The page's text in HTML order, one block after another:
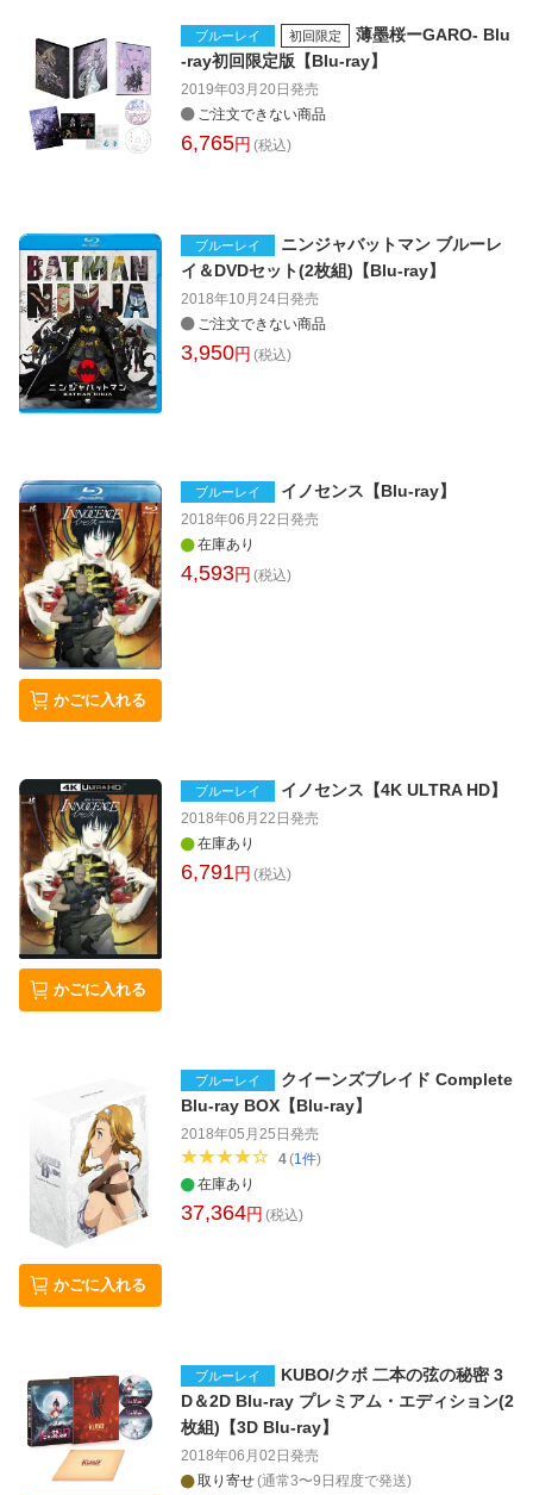
ブルーレイ 初回限定
薄墨桜ーGARO- Blu
-ray初回限定版【Blu-ray】
2019年03月20日発売
ご注文できない商品
6,765円 (税込)
ブルーレイ
ニンジャバットマン ブルーレ
イ＆DVDセット(2枚組)【Blu-ray】
2018年10月24日発売
ご注文できない商品
3,950円 (税込)
かごに入れる
ブルーレイ イノセンス【Blu-ray】
2018年06月22日 発売
在庫あり
4,593円 (税込)
かごに入れる
ブルーレイ イノセンス【4K ULTRA HD】
2018年06月22日発売
在庫あり
6,791円 (税込)
かごに入れる
ブルーレイ
クイーンズブレイド Complete
Blu-ray BOX【Blu-ray】
2018年05月25日発売
4(1件)
在庫あり
37,364円 (税込)
ブルーレイ
KUBO/クボ 二本の弦の秘密 3
D＆2D Blu-ray プレミアム・エディション(2
枚組)【3D Blu-ray】
2018年06月02日発売
取り寄せ(通常3〜9日程度で発送)